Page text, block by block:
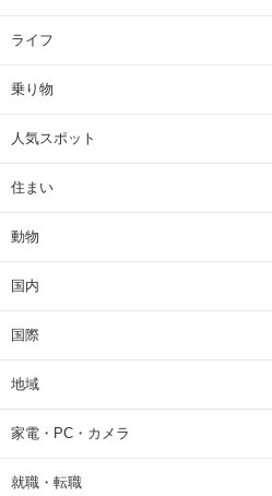
ライフ
乗り物
人気スポット
住まい
動物
国内
国際
地域
家電・PC・カメラ
就職・転職